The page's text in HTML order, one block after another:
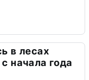
в лесах
начала года